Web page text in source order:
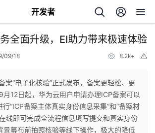
开发者
全面升级，EI助力带来极速体验
09/18 8.2k+
案“电子化核验”正式发布，备案更轻松、更
12日起，华为云用户申请办理ICP备案可以
“ICP备案主体真实身份信息采集”和“备案材
线即可完成全流程信息填写提交和真实身份
景幕布前拍照核验等线下操作，极大的降低